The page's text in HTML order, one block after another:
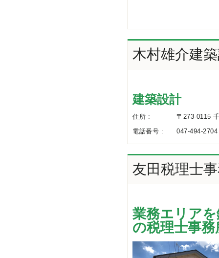
木村雄介建
建築設計
住所 :
〒273-0115
電話番号 :
047-494-2704
友田税理士
業務エリア
の税理士事